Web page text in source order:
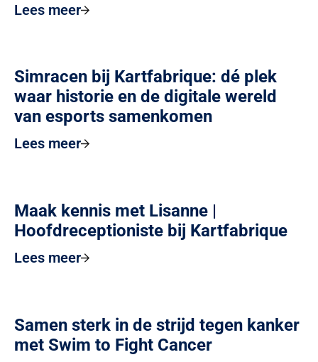
Lees meer
Simracen bij Kartfabrique: dé plek
waar historie en de digitale wereld
van esports samenkomen
Lees meer
Maak kennis met Lisanne |
Hoofdreceptioniste bij Kartfabrique
Lees meer
Samen sterk in de strijd tegen kanker
met Swim to Fight Cancer